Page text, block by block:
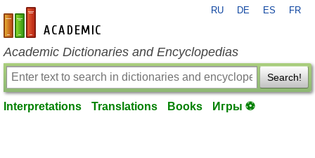
en-academic.com
RU DE ES FR
Academic Dictionaries and Encyclopedias
Search!
Interpretations Translations Books Игры ⚽